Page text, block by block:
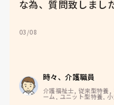
な為、質問致しました
03/08
時々、介護職員
介護福祉士, 従来型特養
ーム, ユニット型特養,